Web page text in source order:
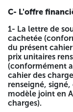
Département
Service Achats
Adresse :BD 11
Contre le
montant de cinq
remboursable,
de reprographie
Compte en dinars
C- L'offre
1- La lettre de
cachetée
du présent
prix unitaires
(conformément
cahier des
renseigné,
modèle joint en
charges).